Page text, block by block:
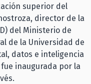
superior del
director de la
del Ministerio de
de la Universidad de
datos e inteligencia
inaugurada por la